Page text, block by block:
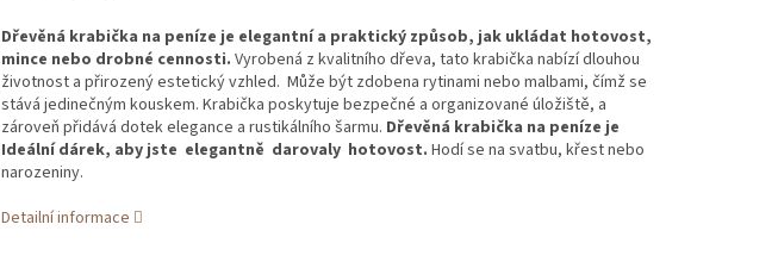
Dřevěná krabička na peníze je elegantní a praktický způsob, jak ukládat hotovost,
mince nebo drobné cennosti. Vyrobená z kvalitního dřeva, tato krabička nabízí dlouhou
životnost a přirozený estetický vzhled. Může být zdobena rytinami nebo malbami, čímž se
stává jedinečným kouskem. Krabička poskytuje bezpečné a organizované úložiště, a
zároveň přidává dotek elegance a rustikálního šarmu. Dřevěná krabička na peníze je
Ideální dárek, aby jste elegantně darovaly hotovost. Hodí se na svatbu, křest nebo
narozeniny.
Detailní informace